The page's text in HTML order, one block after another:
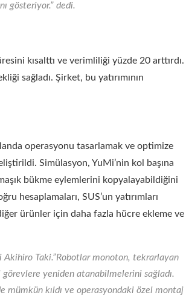
gösteriyor.” dedi.
kısalttı ve verimliliği yüzde 20 arttırdı.
sağladı. Şirket, bu yatırımının
operasyonu tasarlamak ve optimize
Simülasyon, YuMi’nin kol başına
bükme eylemlerini kopyalayabildiğini
hesaplamaları, SUS’un yatırımları
ürünler için daha fazla hücre ekleme ve
Akihiro Taki.”Robotlar monoton, tekrarlayan
yeniden atanabilmelerini sağladı.
mümkün kıldı ve operasyondaki özel montaj